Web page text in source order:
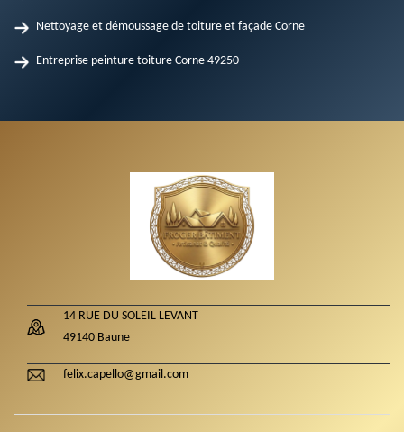
Nettoyage et démoussage de toiture et façade Corne
Entreprise peinture toiture Corne 49250
14 RUE DU SOLEIL LEVANT
49140 Baune
felix.capello@gmail.com